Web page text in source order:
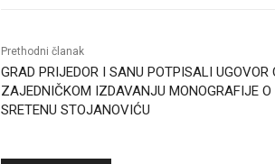
Prethodni članak
GRAD PRIJEDOR I SANU POTPISALI UGOVOR
ZAJEDNIČKOM IZDAVANJU MONOGRAFIJE O
SRETENU STOJANOVIĆU